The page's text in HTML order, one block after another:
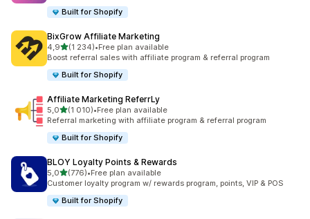
Built for Shopify
BixGrow Affiliate Marketing
4,9av 5 stjerner
(1 234)
Totalt 1234 omtaler
•Free plan available
Boost referral sales with affiliate program & referral program
Built for Shopify
Affiliate Marketing ReferrLy
5,0av 5 stjerner
(1 010)
Totalt 1010 omtaler
•Free plan available
Referral marketing with affiliate program & referral program
Built for Shopify
BLOY Loyalty Points & Rewards
5,0av 5 stjerner
(776)
Totalt 776 omtaler
•Free plan available
Customer loyalty program w/ rewards program, points, VIP & POS
Built for Shopify